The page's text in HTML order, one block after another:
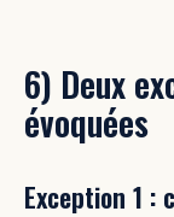
6) Deux
évoquées
Exception 1 :